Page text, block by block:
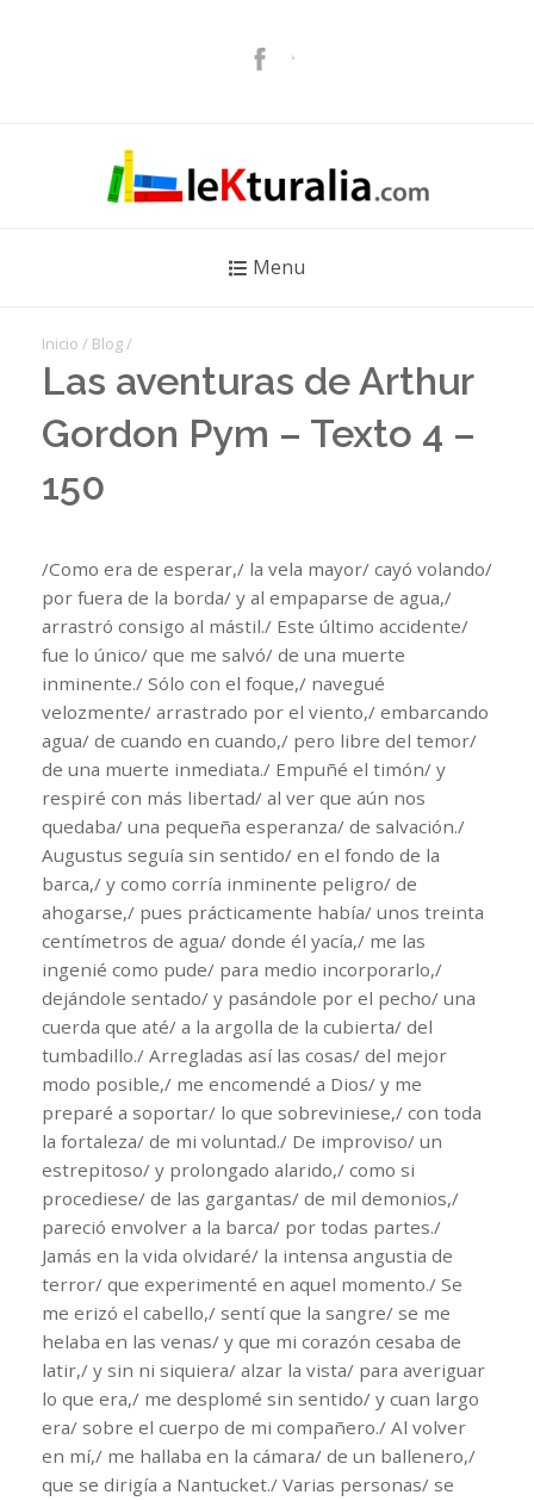
Menu
Inicio / Blog /
Las aventuras de Arthur
Gordon Pym – Texto 4 –
150
/Como era de esperar,/ la vela mayor/ cayó volando/
por fuera de la borda/ y al empaparse de agua,/
arrastró consigo al mástil./ Este último accidente/
fue lo único/ que me salvó/ de una muerte
inminente./ Sólo con el foque,/ navegué
velozmente/ arrastrado por el viento,/ embarcando
agua/ de cuando en cuando,/ pero libre del temor/
de una muerte inmediata./ Empuñé el timón/ y
respiré con más libertad/ al ver que aún nos
quedaba/ una pequeña esperanza/ de salvación./
Augustus seguía sin sentido/ en el fondo de la
barca,/ y como corría inminente peligro/ de
ahogarse,/ pues prácticamente había/ unos treinta
centímetros de agua/ donde él yacía,/ me las
ingenié como pude/ para medio incorporarlo,/
dejándole sentado/ y pasándole por el pecho/ una
cuerda que até/ a la argolla de la cubierta/ del
tumbadillo./ Arregladas así las cosas/ del mejor
modo posible,/ me encomendé a Dios/ y me
preparé a soportar/ lo que sobreviniese,/ con toda
la fortaleza/ de mi voluntad./ De improviso/ un
estrepitoso/ y prolongado alarido,/ como si
procediese/ de las gargantas/ de mil demonios,/
pareció envolver a la barca/ por todas partes./
Jamás en la vida olvidaré/ la intensa angustia de
terror/ que experimenté en aquel momento./ Se
me erizó el cabello,/ sentí que la sangre/ se me
helaba en las venas/ y que mi corazón cesaba de
latir,/ y sin ni siquiera/ alzar la vista/ para averiguar
lo que era,/ me desplomé sin sentido/ y cuan largo
era/ sobre el cuerpo de mi compañero./ Al volver
en mí,/ me hallaba en la cámara/ de un ballenero,/
que se dirigía a Nantucket./ Varias personas/ se